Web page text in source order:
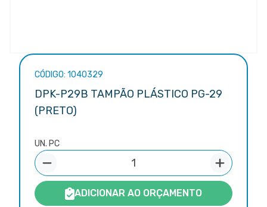
CÓDIGO: 1040329
DPK-P29B TAMPÃO PLÁSTICO PG-29
(PRETO)
UN. PC
ADICIONAR AO ORÇAMENTO